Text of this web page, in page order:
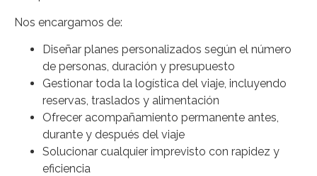
Nos encargamos de:
Diseñar planes personalizados según el número
de personas, duración y presupuesto
Gestionar toda la logística del viaje, incluyendo
reservas, traslados y alimentación
Ofrecer acompañamiento permanente antes,
durante y después del viaje
Solucionar cualquier imprevisto con rapidez y
eficiencia